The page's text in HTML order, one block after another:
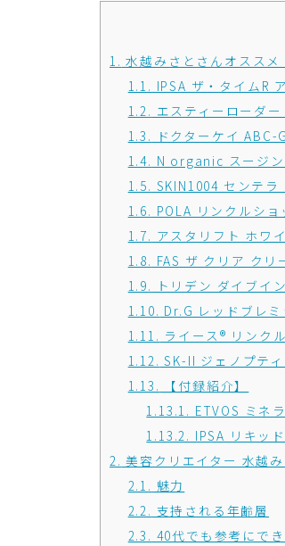
1. 水越みさとさんオスス
1.1. IPSA ザ・タイムR
1.2. エスティーローダ
1.3. ドクターケイ ABC-
1.4. N organic スージ
1.5. SKIN1004 センテラ
1.6. POLA リンクルシ
1.7. アスタリフト ホワ
1.8. FAS ザ クリア クリ
1.9. トリデン ダイブイ
1.10. Dr.G レッドブレ
1.11. ライース® リンク
1.12. SK-II ジェノプテ
1.13.
【付録紹介】
1.13.1. ETVOS ミネ
1.13.2. IPSA リキッ
2. 美容クリエイター 水越
2.1. 魅力
2.2. 支持される年齢層
2.3. 40代でも参考にで